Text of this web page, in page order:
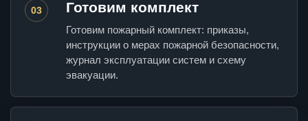
03 Готовим комплект
Готовим пожарный комплект: приказы,
инструкции о мерах пожарной безопасности,
журнал эксплуатации систем и схему
эвакуации.